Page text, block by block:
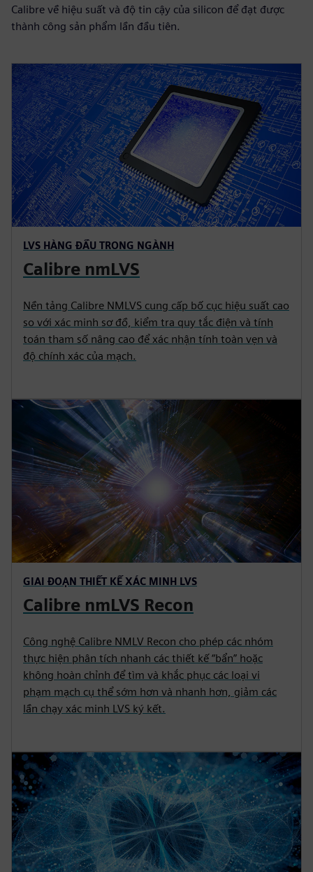
Calibre về hiệu suất và độ tin cậy của silicon để đạt được
thành công sản phẩm lần đầu tiên.
LVS HÀNG ĐẦU TRONG NGÀNH
Calibre nmLVS
Nền tảng Calibre NMLVS cung cấp bố cục hiệu suất cao
so với xác minh sơ đồ, kiểm tra quy tắc điện và tính
toán tham số nâng cao để xác nhận tính toàn vẹn và
độ chính xác của mạch.
GIAI ĐOẠN THIẾT KẾ XÁC MINH LVS
Calibre nmLVS Recon
Công nghệ Calibre NMLV Recon cho phép các nhóm
thực hiện phân tích nhanh các thiết kế “bẩn” hoặc
không hoàn chỉnh để tìm và khắc phục các loại vi
phạm mạch cụ thể sớm hơn và nhanh hơn, giảm các
lần chạy xác minh LVS ký kết.